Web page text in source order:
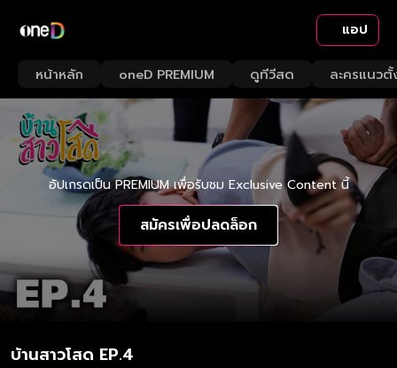
แอป
หน้าหลัก oneD PREMIUM ดูทีวีสด ละครแนวตั้
อัปเกรดเป็น PREMIUM เพื่อรับชม Exclusive Content นี้
สมัครเพื่อปลดล็อก
บ้านสาวโสด EP.4